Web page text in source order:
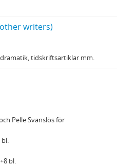
writers)
tidskriftsartiklar mm.
Pelle Svanslös för
bl.
bl.